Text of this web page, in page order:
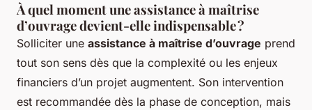
À quel moment une assistance à maîtrise
d’ouvrage devient-elle indispensable ?
Solliciter une assistance à maîtrise d’ouvrage prend
tout son sens dès que la complexité ou les enjeux
financiers d’un projet augmentent. Son intervention
est recommandée dès la phase de conception, mais